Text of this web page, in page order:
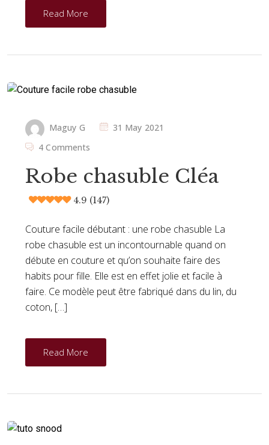
Read More
Maguy G
31 May 2021
4 Comments
Robe chasuble Cléa
4.9 (147)
Couture facile débutant : une robe chasuble La
robe chasuble est un incontournable quand on
débute en couture et qu’on souhaite faire des
habits pour fille. Elle est en effet jolie et facile à
faire. Ce modèle peut être fabriqué dans du lin, du
coton, […]
Read More